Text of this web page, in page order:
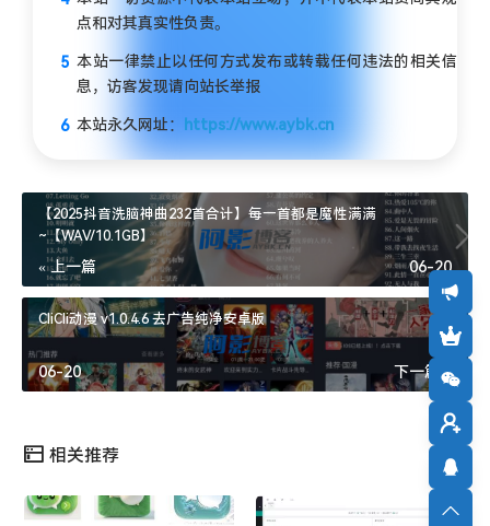
点和对其真实性负责。
本站一律禁止以任何方式发布或转载任何违法的相关信
息，访客发现请向站长举报
本站永久网址： https://www.aybk.cn
【2025抖音洗脑神曲232首合计】每一首都是魔性满满
~【WAV/10.1GB】
« 上一篇 06-20
CliCli动漫 v1.0.4.6 去广告纯净安卓版
下一篇 »
06-20
相关推荐